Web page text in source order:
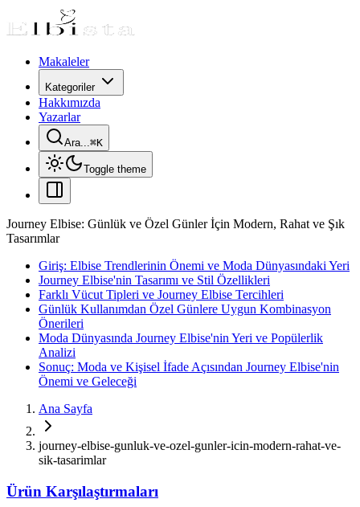
Makaleler
Kategoriler
Hakkımızda
Yazarlar
Ara...⌘K
Toggle theme
Journey Elbise: Günlük ve Özel Günler İçin Modern, Rahat ve Şık
Tasarımlar
Giriş: Elbise Trendlerinin Önemi ve Moda Dünyasındaki Yeri
Journey Elbise'nin Tasarımı ve Stil Özellikleri
Farklı Vücut Tipleri ve Journey Elbise Tercihleri
Günlük Kullanımdan Özel Günlere Uygun Kombinasyon
Önerileri
Moda Dünyasında Journey Elbise'nin Yeri ve Popülerlik
Analizi
Sonuç: Moda ve Kişisel İfade Açısından Journey Elbise'nin
Önemi ve Geleceği
Ana Sayfa
journey-elbise-gunluk-ve-ozel-gunler-icin-modern-rahat-ve-
sik-tasarimlar
Ürün Karşılaştırmaları